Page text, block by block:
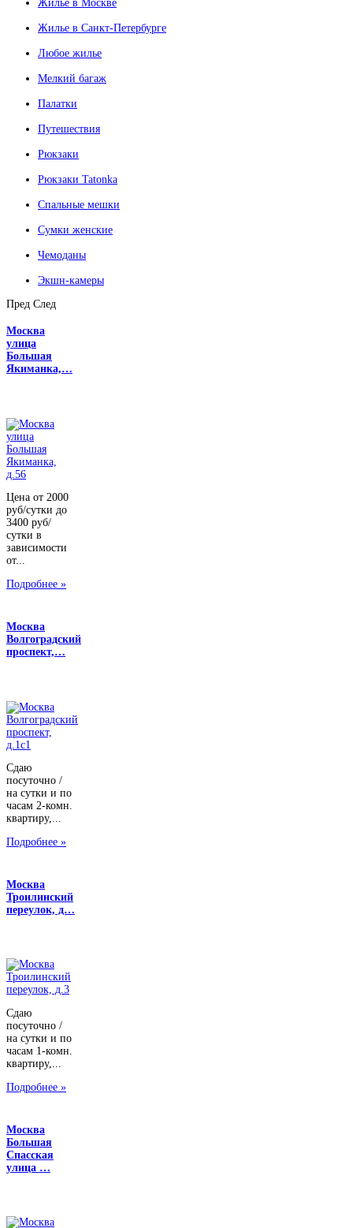
Жилье в Москве
Жилье в Санкт-Петербурге
Любое жилье
Мелкий багаж
Палатки
Путешествия
Рюкзаки
Рюкзаки Tatonka
Спальные мешки
Сумки женские
Чемоданы
Экшн-камеры
Пред След
Москва
улица
Большая
Якиманка,…
Цена от 2000
руб/сутки до
3400 руб/
сутки в
зависимости
от...
Подробнее »
Москва
Волгоградский
проспект,…
Сдаю
посуточно /
на сутки и по
часам 2-комн.
квартиру,...
Подробнее »
Москва
Троилинский
переулок, д…
Сдаю
посуточно /
на сутки и по
часам 1-комн.
квартиру,...
Подробнее »
Москва
Большая
Спасская
улица …